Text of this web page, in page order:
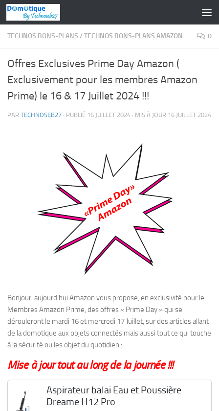
Skip to content
TECHNOS BONS-PLANS /TECHNOS BONS-PLANS AMAZON 0
Offres Exclusives Prime Day Amazon (
Exclusivement pour les membres Amazon
Prime) le 16 & 17 Juillet 2024 !!!
PAR TECHNOSEB27 · PUBLIÉ 16 JUILLET 2024 · MIS À JOUR 16 JUILLET 2024
Bonjour, aujourd’hui Amazon vous propose, en exclusivité pour le
Membres Amazon Prime, des offres « Prime Day » qui se
dérouleront le mardi 16 et mercredi 17 Juillet, sur des articles allant
de la domotique aux objets connectés mais aussi tout ce qui touche
à la sécurité ou les objet du quotidien :
Mise à jour tout au long de la journée !!!
Aspirateur balai Eau et Poussière
Dreame H12 Pro